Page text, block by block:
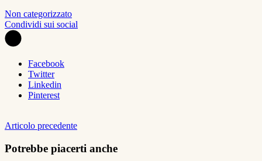
Non categorizzato
Condividi sui social
Facebook
Twitter
Linkedin
Pinterest
Articolo precedente
Potrebbe piacerti anche